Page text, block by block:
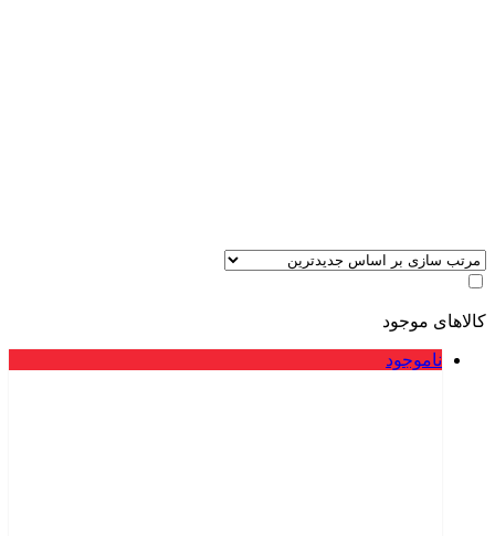
کالاهای موجود
ناموجود